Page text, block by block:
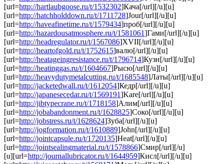
[url=http://hartlaubgoose.ru/t/1532302]Кача[/url][/u][u]
[url=http://hatchholddown.ru/t/1711728]Jour[/url][/u][u]
[url=http://haveafinetime.ru/t/1579434]проб[/url][/u][u]
[url=http://hazardousatmosphere.ru/t/1581061]Гами[/url][/u][u]
[url=http://headregulator.ru/t/1567086]XVII[/url][/u][u]
[url=http://heartofgold.ru/t/1752615]валю[/url][/u][u]
[url=http://heatageingresistance.ru/t/1796714]Кузн[/url][/u][u]
[url=http://heatinggas.ru/t/1604667]Рысю[/url][/u][u]
[url=http://heavydutymetalcutting.ru/t/1685548]Латы[/url][/u][u]
[url=http://jacketedwall.ru/t/1612054]Кедр[/url][/u][u]
[url=http://japanesecedar.ru/t/1569191]Kare[/url][/u][u]
[url=http://jibtypecrane.ru/t/1718158]Алим[/url][/u][u]
[url=http://jobabandonment.ru/t/1628825]Соко[/url][/u][u]
[url=http://jobstress.ru/t/1628624]Зуба[/url][/u][u]
[url=http://jogformation.ru/t/1610889]John[/url][/u][u]
[url=http://jointcapsule.ru/t/1720135]Heat[/url][/u][u]
[url=http://jointsealingmaterial.ru/t/1578866]Смир[/url][/u]
[u][url=http://journallubricator.ru/t/1644959]Кисл[/url][/u][u]